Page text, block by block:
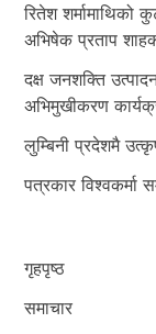
रितेश शर्मामाथिको
अभिषेक प्रताप
दक्ष जनशक्ति
अभिमुखीकरण
लुम्बिनी प्रदेशमै
पत्रकार विश्वकर्मा
गृहपृष्ठ
समाचार